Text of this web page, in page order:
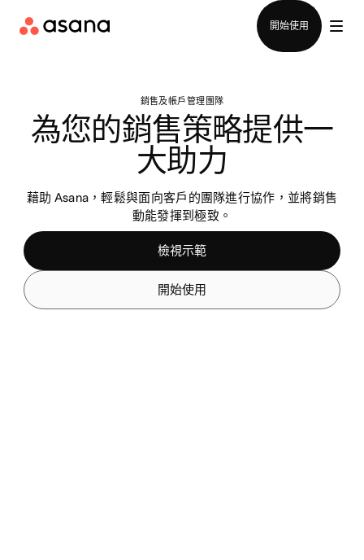
開始使用
下載應用程式
銷售及帳戶管理團隊
為您的銷售策略提供一
大助力
藉助 Asana，輕鬆與面向客戶的團隊進行協作，並將銷售
動能發揮到極致。
檢視示範
開始使用